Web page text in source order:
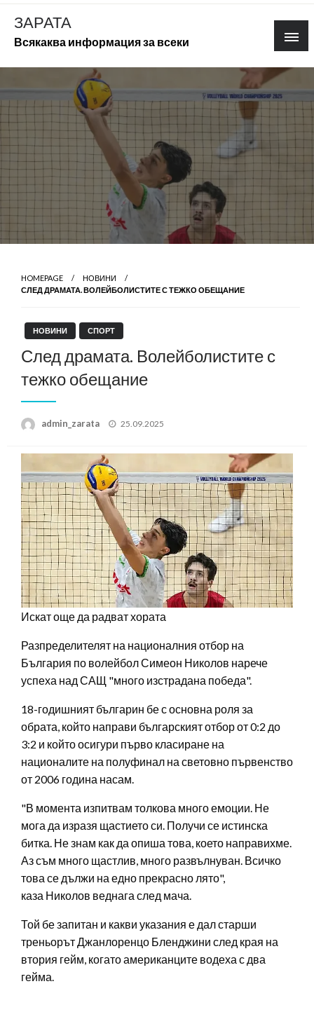
Skip
content
ЗАРАТА
Всякаква информация за всеки
HOMEPAGE
НОВИНИ
СЛЕД ДРАМАТА. ВОЛЕЙБОЛИСТИТЕ С ТЕЖКО ОБЕЩАНИЕ
НОВИНИ СПОРТ
След драмата. Волейболистите с
тежко обещание
admin_zarata
Posted
25.09.2025
Искат още да радват хората
Разпределителят на националния отбор на
България по волейбол Симеон Николов нарече
успеха над САЩ "много изстрадана победа".
18-годишният българин бе с основна роля за
обрата, който направи българският отбор от 0:2 до
3:2 и който осигури първо класиране на
националите на полуфинал на световно първенство
от 2006 година насам.
"В момента изпитвам толкова много емоции. Не
мога да изразя щастието си. Получи се истинска
битка. Не знам как да опиша това, което направихме.
Аз съм много щастлив, много развълнуван. Всичко
това се дължи на едно прекрасно лято",
каза Николов веднага след мача.
Той бе запитан и какви указания е дал старши
треньорът Джанлоренцо Бленджини след края на
втория гейм, когато американците водеха с два
гейма.